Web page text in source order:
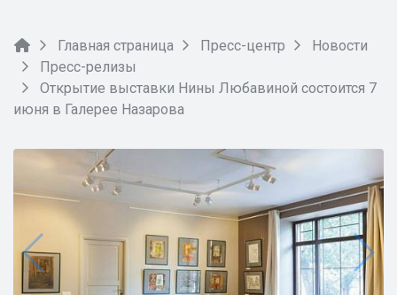
Главная страница Пресс-центр
Новости
Пресс-релизы
Открытие выставки Нины Любавиной состоится 7
июня в Галерее Назарова